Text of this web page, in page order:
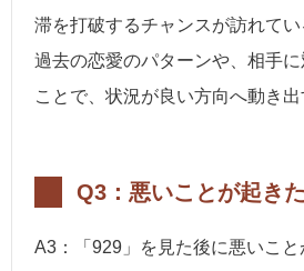
滞を打破するチャンスが訪れてい
過去の恋愛のパターンや、相手
ことで、状況が良い方向へ動き出
Q3：悪いことが起き
A3：「929」を見た後に悪いこと